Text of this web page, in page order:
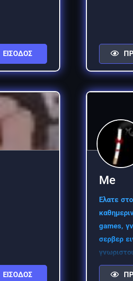
ΕΙΣΟΔΟΣ
ΕΙΣΟΔΟΣ
Me
Ελατε
games,
σερβερ
ωρα μας .